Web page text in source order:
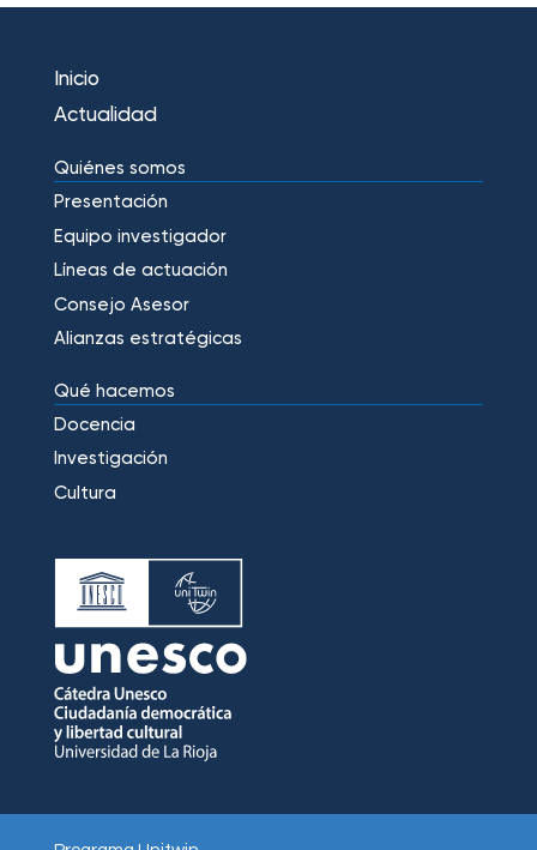
Inicio
Actualidad
Quiénes somos
Presentación
Equipo investigador
Líneas de actuación
Consejo Asesor
Alianzas estratégicas
Qué hacemos
Docencia
Investigación
Cultura